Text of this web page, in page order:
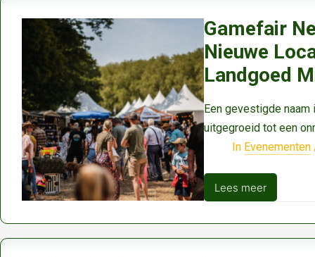
Gamefair
Nieuwe
Landgoed
Een gevestigde naam
uitgegroeid tot een
In Evenementen
Lees meer
Gamefair